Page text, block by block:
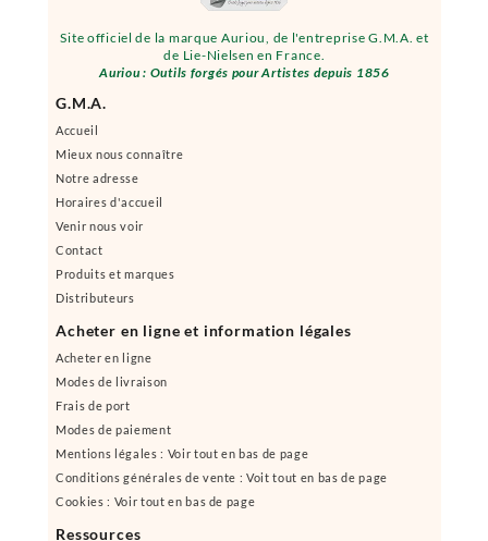
Site officiel de la marque Auriou, de l'entreprise G.M.A. et
de Lie-Nielsen en France.
Auriou : Outils forgés pour Artistes depuis 1856
G.M.A.
Accueil
Mieux nous connaître
Notre adresse
Horaires d'accueil
Venir nous voir
Contact
Produits et marques
Distributeurs
Acheter en ligne et information légales
Acheter en ligne
Modes de livraison
Frais de port
Modes de paiement
Mentions légales : Voir tout en bas de page
Conditions générales de vente : Voit tout en bas de page
Cookies : Voir tout en bas de page
Ressources